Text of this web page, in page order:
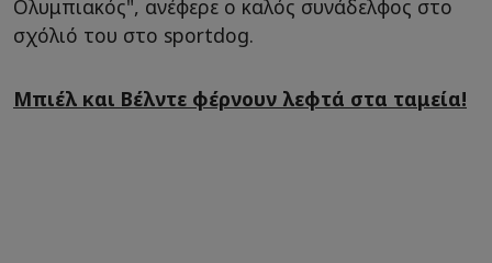
Ολυμπιακός", ανέφερε ο καλός συνάδελφος στο
σχόλιό του στο sportdog.
Μπιέλ και Βέλντε φέρνουν λεφτά στα ταμεία!